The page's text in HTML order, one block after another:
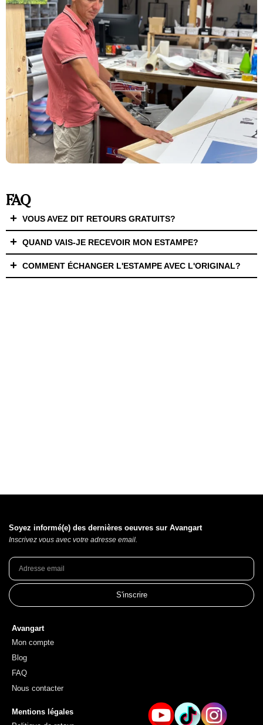
FAQ
VOUS AVEZ DIT RETOURS GRATUITS?
QUAND VAIS-JE RECEVOIR MON ESTAMPE?
COMMENT ÉCHANGER L'ESTAMPE AVEC L'ORIGINAL?
Avangart
Mon compte
Blog
FAQ
Nous contacter
Soyez informé(e) des dernières oeuvres sur Avangart
Inscrivez vous avec votre adresse email.
S'inscrire
Mentions légales